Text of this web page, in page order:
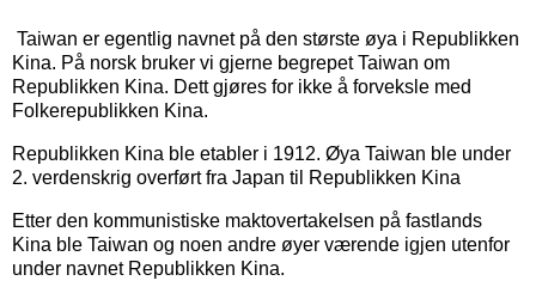
Taiwan er egentlig navnet på den største øya i Republikken
Kina. På norsk bruker vi gjerne begrepet Taiwan om
Republikken Kina. Dett gjøres for ikke å forveksle med
Folkerepublikken Kina.
Republikken Kina ble etabler i 1912. Øya Taiwan ble under
2. verdenskrig overført fra Japan til Republikken Kina
Etter den kommunistiske maktovertakelsen på fastlands
Kina ble Taiwan og noen andre øyer værende igjen utenfor
under navnet Republikken Kina.